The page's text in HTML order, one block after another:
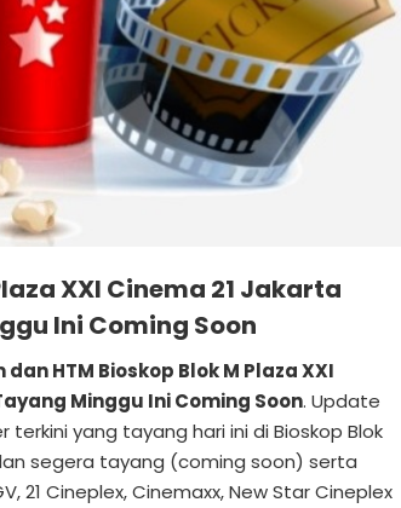
XXI Cinema 21 Jakarta
Ini Coming Soon
HTM Bioskop Blok M Plaza XXI
Minggu Ini Coming Soon. Update
yang tayang hari ini di Bioskop Blok
segera tayang (coming soon) serta
21 Cineplex, Cinemaxx, New Star Cineplex